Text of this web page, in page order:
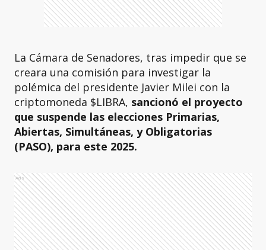
La Cámara de Senadores, tras impedir que se
creara una comisión para investigar la
polémica del presidente Javier Milei con la
criptomoneda $LIBRA, sancionó el proyecto
que suspende las elecciones Primarias,
Abiertas, Simultáneas, y Obligatorias
(PASO), para este 2025.
Ads